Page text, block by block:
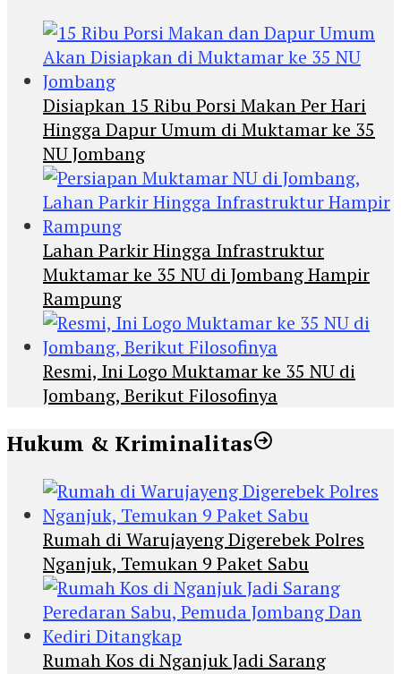
Disiapkan 15 Ribu Porsi Makan Per Hari
Hingga Dapur Umum di Muktamar ke 35
NU Jombang
Lahan Parkir Hingga Infrastruktur
Muktamar ke 35 NU di Jombang Hampir
Rampung
Resmi, Ini Logo Muktamar ke 35 NU di
Jombang, Berikut Filosofinya
Hukum & Kriminalitas
Rumah di Warujayeng Digerebek Polres
Nganjuk, Temukan 9 Paket Sabu
Rumah Kos di Nganjuk Jadi Sarang